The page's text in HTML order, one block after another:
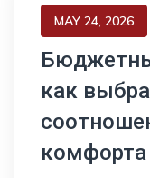
MAY 24, 2026
как
комфорта